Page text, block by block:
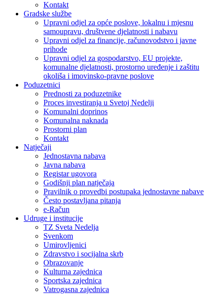
Kontakt
Gradske službe
Upravni odjel za opće poslove, lokalnu i mjesnu
samoupravu, društvene djelatnosti i nabavu
Upravni odjel za financije, računovodstvo i javne
prihode
Upravni odjel za gospodarstvo, EU projekte,
komunalne djelatnosti, prostorno uređenje i zaštitu
okoliša i imovinsko-pravne poslove
Poduzetnici
Prednosti za poduzetnike
Proces investiranja u Svetoj Nedelji
Komunalni doprinos
Komunalna naknada
Prostorni plan
Kontakt
Natječaji
Jednostavna nabava
Javna nabava
Registar ugovora
Godišnji plan natječaja
Pravilnik o provedbi postupaka jednostavne nabave
Često postavljana pitanja
e-Račun
Udruge i institucije
TZ Sveta Nedelja
Svenkom
Umirovljenici
Zdravstvo i socijalna skrb
Obrazovanje
Kulturna zajednica
Sportska zajednica
Vatrogasna zajednica